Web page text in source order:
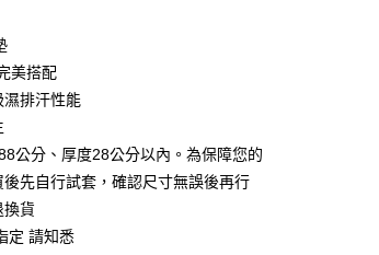
運費另計)
以上)免運費
美搭配
濕排汗性能
公分、厚度28公分以內。為保障您的
先自行試套，確認尺寸無誤後再行
換貨
定 請知悉